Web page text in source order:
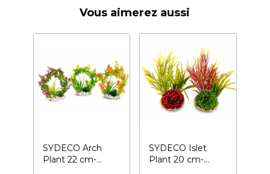
Vous aimerez aussi
SYDECO Arch
Plant 22 cm-
SYDECO Islet
Plant 20 cm-